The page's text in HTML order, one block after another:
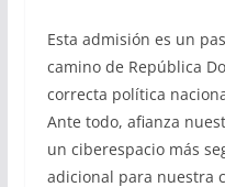
Esta admisión es un
camino de República
correcta política
Ante todo, afianza
un ciberespacio más
adicional para nuestra